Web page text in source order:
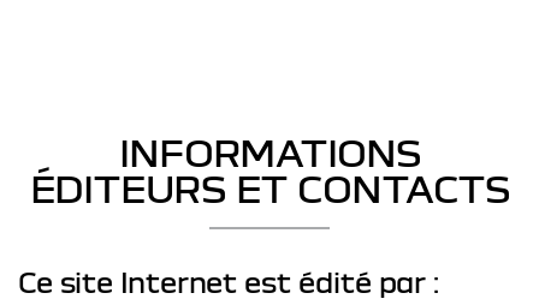
INFORMATIONS
ÉDITEURS ET CONTACTS
Ce site Internet est édité par :